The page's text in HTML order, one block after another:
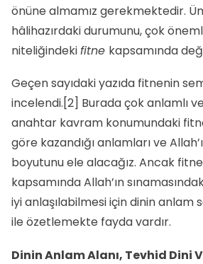
önüne almamız gerekmektedir.
hâlihazırdaki durumunu, çok
niteliğindekifitne kapsamında
Geçen sayıdaki yazıda fitnenin
incelendi.[2] Burada çok anlamlı
anahtar kavram konumundaki
göre kazandığı anlamları ve
boyutunu ele alacağız. Ancak
kapsamında Allah’ın
iyi anlaşılabilmesi için dinin anlam
ile özetlemekte fayda vardır.
Dinin Anlam Alanı, Tevhid Dini